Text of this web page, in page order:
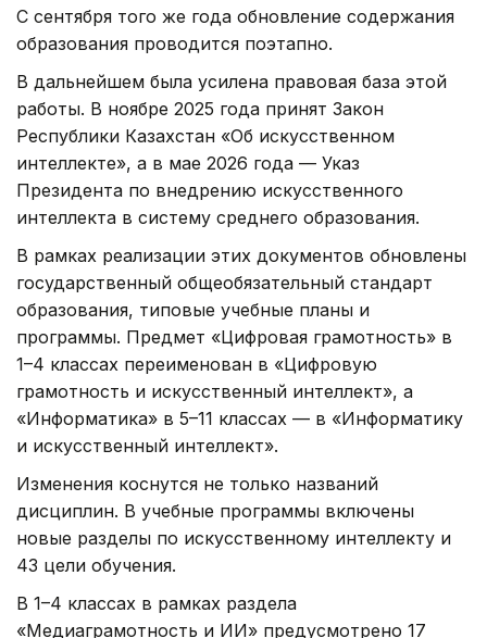
С сентября того же года обновление содержания
образования проводится поэтапно.
В дальнейшем была усилена правовая база этой
работы. В ноябре 2025 года принят Закон
Республики Казахстан «Об искусственном
интеллекте», а в мае 2026 года — Указ
Президента по внедрению искусственного
интеллекта в систему среднего образования.
В рамках реализации этих документов обновлены
государственный общеобязательный стандарт
образования, типовые учебные планы и
программы. Предмет «Цифровая грамотность» в
1–4 классах переименован в «Цифровую
грамотность и искусственный интеллект», а
«Информатика» в 5–11 классах — в «Информатику
и искусственный интеллект».
Изменения коснутся не только названий
дисциплин. В учебные программы включены
новые разделы по искусственному интеллекту и
43 цели обучения.
В 1–4 классах в рамках раздела
«Медиаграмотность и ИИ» предусмотрено 17